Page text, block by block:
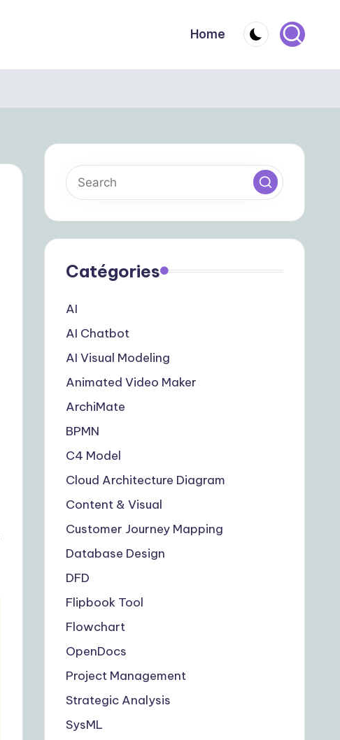
Home
Catégories
AI
AI Chatbot
AI Visual Modeling
Animated Video Maker
ArchiMate
BPMN
C4 Model
Cloud Architecture Diagram
Content & Visual
Customer Journey Mapping
Database Design
DFD
Flipbook Tool
Flowchart
OpenDocs
Project Management
Strategic Analysis
SysML